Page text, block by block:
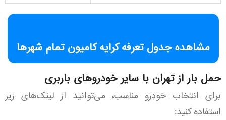
مشاهده جدول تعرفه کرایه کامیون تمام شهرها
حمل بار از تهران با سایر خودروهای باربری
برای انتخاب خودرو مناسب، می‌توانید از لینک‌های زیر
استفاده کنید: